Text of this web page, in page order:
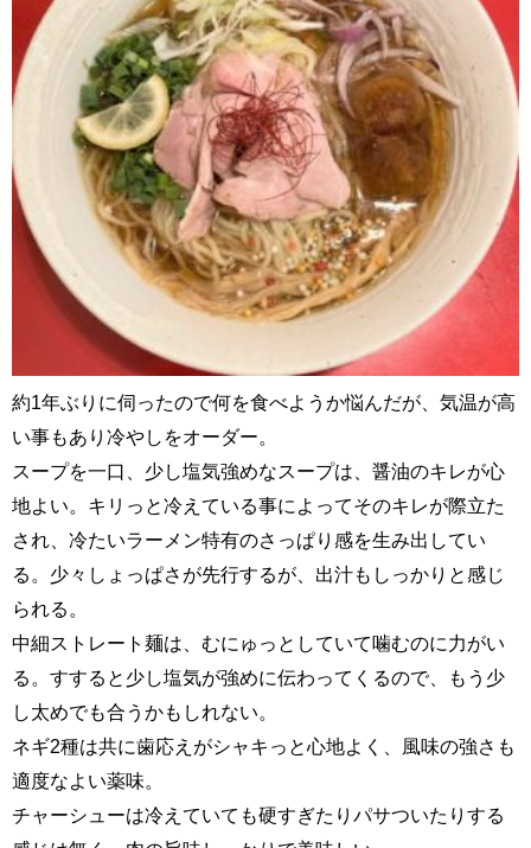
約1年ぶりに伺ったので何を食べようか悩んだが、気温が高
い事もあり冷やしをオーダー。
スープを一口、少し塩気強めなスープは、醤油のキレが心
地よい。キリっと冷えている事によってそのキレが際立た
され、冷たいラーメン特有のさっぱり感を生み出してい
る。少々しょっぱさが先行するが、出汁もしっかりと感じ
られる。
中細ストレート麺は、むにゅっとしていて噛むのに力がい
る。すすると少し塩気が強めに伝わってくるので、もう少
し太めでも合うかもしれない。
ネギ2種は共に歯応えがシャキっと心地よく、風味の強さも
適度なよい薬味。
チャーシューは冷えていても硬すぎたりパサついたりする